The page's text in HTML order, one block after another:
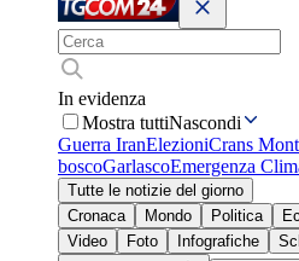
In evidenza
Mostra tuttiNascondi
Guerra IranElezioniCrans
boscoGarlascoEmergenza
Tutte le notizie del giorno
Cronaca
Mondo Politica
Video
Foto Infografiche